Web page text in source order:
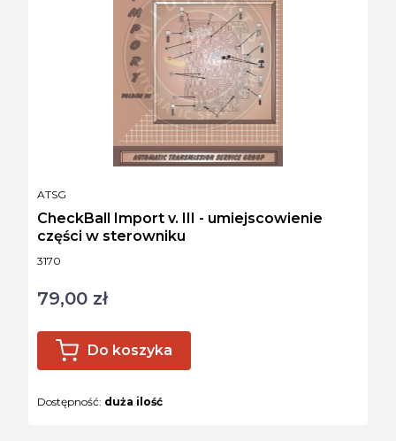
Kod produktu
3170
CheckBall Import v. III - umiejscowienie
części w sterowniku
PRODUCENT
ATSG
Cena
79,00 zł
Do koszyka
Dostępność: duża ilość